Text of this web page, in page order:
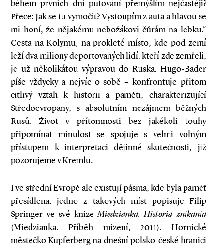
během prvních dní putování přemýšlím nejčastěji?
Přece: Jak se tu vymočit? Vystoupím z auta a hlavou se
mi honí, že nějakému nebožákovi čůrám na lebku.“
Cesta na Kolymu, na prokleté místo, kde pod zemí
leží dva miliony deportovaných lidí, kteří zde zemřeli,
je už několikátou výpravou do Ruska. Hugo-Bader
píše vždycky a nejvíc o sobě – konfrontuje přitom
citlivý vztah k historii a paměti, charakterizující
Středoevropany, s absolutním nezájmem běžných
Rusů. Život v přítomnosti bez jakékoli touhy
připomínat minulost se spojuje s velmi volným
přístupem k interpretaci dějinné skutečnosti, již
pozorujeme v Kremlu.
I ve střední Evropě ale existují pásma, kde byla paměť
přesídlena: jedno z takových míst popisuje Filip
Springer ve své knizeMiedzianka. Historia znikania
(Miedzianka. Příběh mizení, 2011). Hornické
městečko Kupferberg na dnešní polsko-české hranici